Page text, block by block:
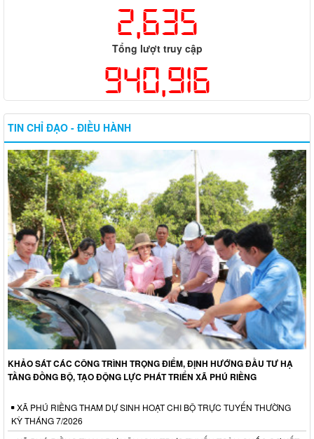
2,635
Tổng lượt truy cập
940,916
TIN CHỈ ĐẠO - ĐIỀU HÀNH
KHẢO SÁT CÁC CÔNG TRÌNH TRỌNG ĐIỂM, ĐỊNH HƯỚNG ĐẦU TƯ HẠ
TẦNG ĐỒNG BỘ, TẠO ĐỘNG LỰC PHÁT TRIỂN XÃ PHÚ RIỀNG
XÃ PHÚ RIỀNG THAM DỰ SINH HOẠT CHI BỘ TRỰC TUYẾN THƯỜNG
KỲ THÁNG 7/2026